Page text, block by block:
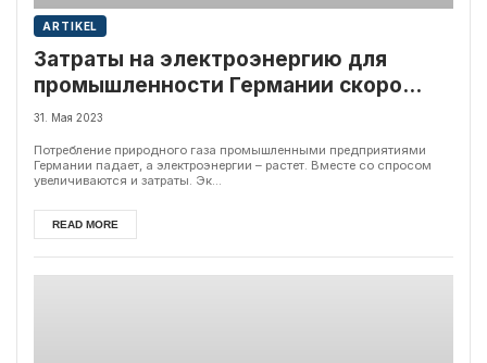
ARTIKEL
Затраты на электроэнергию для
промышленности Германии скоро
станут неподъемными
31. Мая 2023
Потребление природного газа промышленными предприятиями
Германии падает, а электроэнергии – растет. Вместе со спросом
увеличиваются и затраты. Эк...
READ MORE